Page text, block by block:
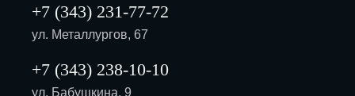
+7 (343) 231-77-72
ул. Металлургов, 67
+7 (343) 238-10-10
ул. Бабушкина, 9